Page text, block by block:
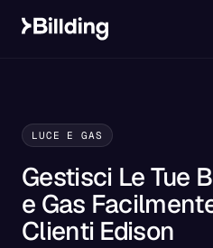
LUCE E GAS
Gestisci Le Tue
e Gas
Clienti Edison